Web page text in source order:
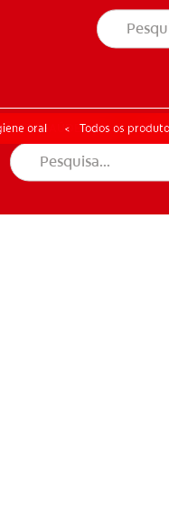
DE SAÚDE ORAL
oral Todos os